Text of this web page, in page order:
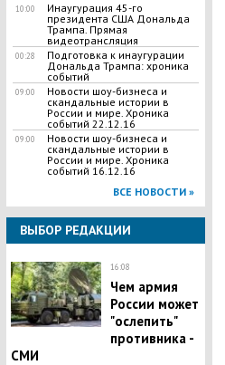
10:00
Инаугурация 45-го
президента США Дональда
Трампа. Прямая
видеотрансляция
00:28
Подготовка к инаугурации
Дональда Трампа: хроника
событий
09:00
Новости шоу-бизнеса и
скандальные истории в
России и мире. Хроника
событий 22.12.16
09:00
Новости шоу-бизнеса и
скандальные истории в
России и мире. Хроника
событий 16.12.16
ВСЕ НОВОСТИ »
ВЫБОР РЕДАКЦИИ
16:08
Чем армия
России может
"ослепить"
противника -
СМИ